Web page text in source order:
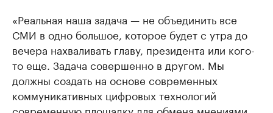
«Реальная наша задача — не объединить все
СМИ в одно большое, которое будет с утра до
вечера нахваливать главу, президента или кого-
то еще. Задача совершенно в другом. Мы
должны создать на основе современных
коммуникативных цифровых технологий